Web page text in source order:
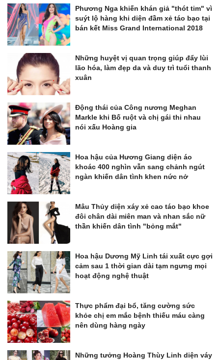
Phương Nga khiến khán giả "thót tim" vì
suýt lộ hàng khi diện đầm xẻ táo bạo tại
bán kết Miss Grand International 2018
Những huyệt vị quan trọng giúp đẩy lùi
lão hóa, làm đẹp da và duy trì tuổi thanh
xuân
Động thái của Công nương Meghan
Markle khi Bố ruột và chị gái thi nhau
nói xấu Hoàng gia
Hoa hậu của Hương Giang diện áo
khoác 400 nghìn vẫn sang chảnh ngút
ngàn khiến dân tình khen nức nở
Mâu Thủy diện xáy xẻ cao táo bạo khoe
đôi chân dài miên man và nhan sắc nữ
thần khiến dân tình "bỏng mắt"
Hoa hậu Dương Mỹ Linh tái xuất cực gợi
cảm sau 1 thời gian dài tạm ngưng mọi
hoạt động nghệ thuật
Thực phẩm đại bổ, tăng cường sức
khỏe chị em mắc bệnh thiếu máu càng
nên dùng hàng ngày
Những tưởng Hoàng Thùy Linh diện váy